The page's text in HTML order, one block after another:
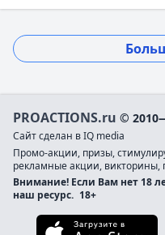
PROACTIONS.ru ©
Сайт сделан в IQ media
Промо-акции, призы,
рекламные акции, викторины,
Внимание! Если Вам нет 18
наш ресурс. 18+